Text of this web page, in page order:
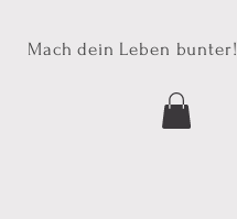
Mach dein Leben bunter!